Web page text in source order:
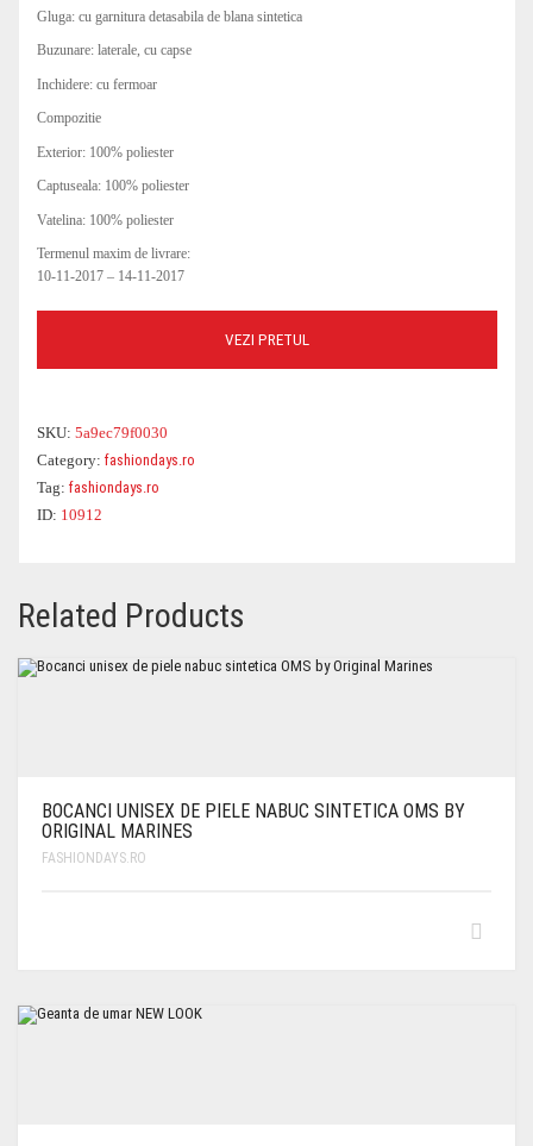
ROCHII OFFICE
BLUGI
BLUZE DAMA
GENTI DE CALATORIE
GENTI PLAJA
PARFUMURI
OCHELARI DAMA
PARFUMURI
COSTUME DE BAIE
CEASURI
Gluga: cu garnitura detasabila de blana sintetica
Buzunare: laterale, cu capse
Inchidere: cu fermoar
Compozitie
Exterior: 100% poliester
Captuseala: 100% poliester
Vatelina: 100% poliester
Termenul maxim de livrare:
10-11-2017 – 14-11-2017
VEZI PRETUL
SKU: 5a9ec79f0030
Category: fashiondays.ro
Tag: fashiondays.ro
ID: 10912
Related Products
BOCANCI UNISEX DE PIELE NABUC SINTETICA OMS BY
ORIGINAL MARINES
FASHIONDAYS.RO